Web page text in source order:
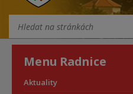
Menu Radnice
Aktuality